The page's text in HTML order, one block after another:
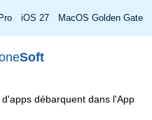
iOS 27 MacOS Golden Gate
Soft
d'apps débarquent dans l'App